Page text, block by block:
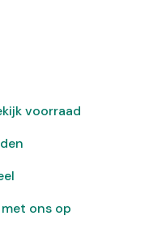
voorraad
ons op